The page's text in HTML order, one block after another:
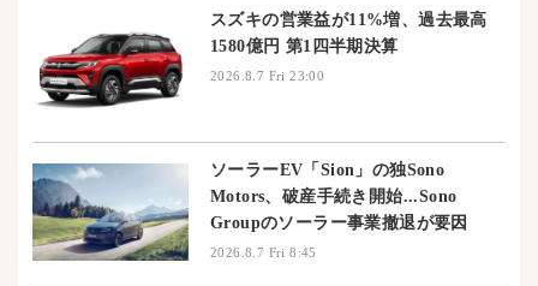
スズキの営業益が11%増、過去最高
1580億円 第1四半期決算
2026.8.7 Fri 23:00
ソーラーEV「Sion」の独Sono
Motors、破産手続き開始...Sono
Groupのソーラー事業撤退が要因
2026.8.7 Fri 8:45